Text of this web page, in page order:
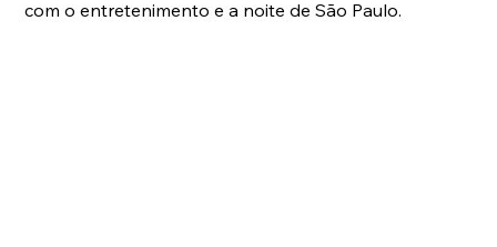
com o entretenimento e a noite de São Paulo.